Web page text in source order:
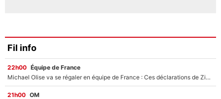
Fil info
22h00 Équipe de France
Michael Olise va se régaler en équipe de France : Ces déclarations de Zinedine Zidane qui prouvent qu'il va tout miser sur la star du Bayern Munich !
21h00 OM